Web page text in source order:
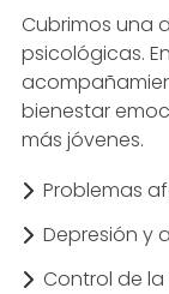
Cubrimos una
psicológicas. En
bienestar
más jóvenes.
Problemas
Depresión y
Control de